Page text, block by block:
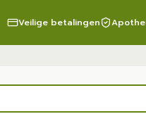
Veilige betalingen